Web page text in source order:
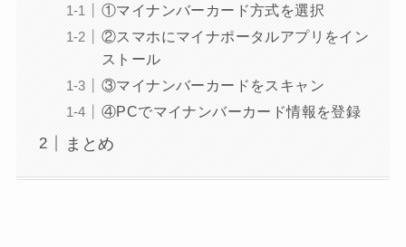
①マイナンバーカード方式を選択
②スマホにマイナポータルアプリをイン
ストール
③マイナンバーカードをスキャン
④PCでマイナンバーカード情報を登録
まとめ